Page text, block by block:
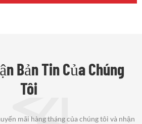
Bản Tin Của Chúng
Tôi
mãi hàng tháng của chúng tôi và nhận